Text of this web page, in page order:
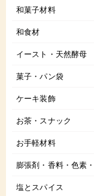
和菓子材料
和食材
イースト・天然酵母
菓子・パン袋
ケーキ装飾
お茶・スナック
お手軽材料
膨張剤・香料・色素
塩とスパイス